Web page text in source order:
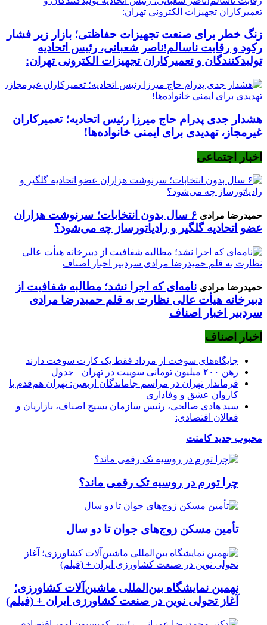
زنگ خطر برای صنعت تجهیزات حفاظتی؛ بازار زیر فشار
رکود و رقابت ناسالم!ناصر شعبانی، رئیس اتحادیه
تولیدکنندگان و تعمیرکاران تجهیزات الکترونی تهران:
هشدار جدی پدرام حاج میرزا رئیس اتحادیه؛ تعمیرکاران
غیرمجاز، تهدیدی برای ایمنی خانواده‌ها!
اخبار اجتماعی
حمیدرضا مرادی
۶ سال بدون انتخابات؛ سرنوشت هزاران
عضو اتحادیه گلگیر و رادیاتورساز چه می‌شود؟
حمیدرضا مرادی نامه‌ای که اجرا نشد؛ مطالبه شفافیت از
دبیرخانه هیأت عالی نظارت به قلم حمیدرضا مرادی
سردبیر اخبار اصناف
اخبار اصناف
جایگاه‌های سوخت از مرداد فقط یک کارت سوخت دارند
رهن ۲۰۰ میلیون تومانی سوییت در تهران+ جدول
فرماندار تهران در مراسم جاماندگان اربعین: تهران هم‌قدم با
کاروان عشق و وفاداری
سید هادی صالحی، رئیس سازمان بسیج اصناف، بازاریان و
فعالان اقتصادی:
محبوب جدیدکامنت
چرا تورم در روسیه تک رقمی ماند؟
تأمین مسکن زوج‌های جوان تا دو سال
نهمین نمایشگاه بین‌المللی ماشین‌آلات کشاورزی؛
آغاز تحولی نوین در صنعت کشاورزی ایران + (فیلم)